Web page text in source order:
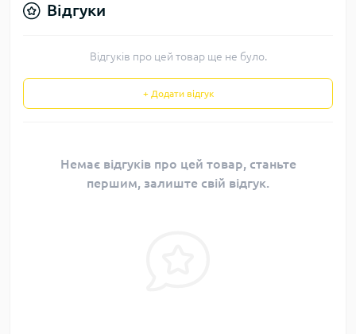
Відгуки
Відгуків про цей товар ще не було.
+ Додати відгук
Немає відгуків про цей товар, станьте
першим, залиште свій відгук.